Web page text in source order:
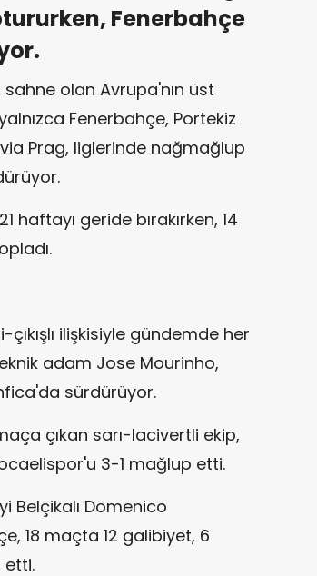
Fenerbahçe
olan Avrupa'nın üst
Fenerbahçe, Portekiz
Prag, liglerinde nağmağlup
haftayı geride bırakırken, 14
ilişkisiyle gündemde her
adam Jose Mourinho,
sürdürüyor.
çıkan sarı-lacivertli ekip,
3-1 mağlup etti.
Belçikalı Domenico
18 maçta 12 galibiyet, 6
etti.